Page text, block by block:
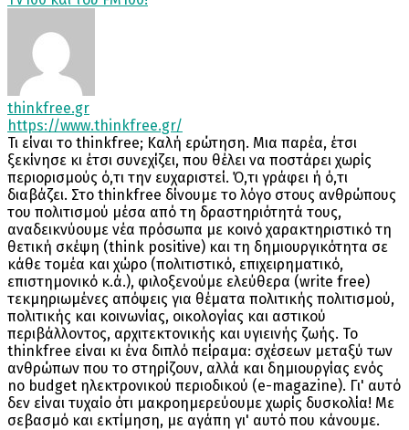
thinkfree.gr
https://www.thinkfree.gr/
Τι είναι το thinkfree; Καλή ερώτηση. Μια παρέα, έτσι
ξεκίνησε κι έτσι συνεχίζει, που θέλει να ποστάρει χωρίς
περιορισμούς ό,τι την ευχαριστεί. Ό,τι γράφει ή ό,τι
διαβάζει. Στο thinkfree δίνουμε το λόγο στους ανθρώπους
του πολιτισμού μέσα από τη δραστηριότητά τους,
αναδεικνύουμε νέα πρόσωπα με κοινό χαρακτηριστικό τη
θετική σκέψη (think positive) και τη δημιουργικότητα σε
κάθε τομέα και χώρο (πολιτιστικό, επιχειρηματικό,
επιστημονικό κ.ά.), φιλοξενούμε ελεύθερα (write free)
τεκμηριωμένες απόψεις για θέματα πολιτικής πολιτισμού,
πολιτικής και κοινωνίας, οικολογίας και αστικού
περιβάλλοντος, αρχιτεκτονικής και υγιεινής ζωής. Το
thinkfree είναι κι ένα διπλό πείραμα: σχέσεων μεταξύ των
ανθρώπων που το στηρίζουν, αλλά και δημιουργίας ενός
no budget ηλεκτρονικού περιοδικού (e-magazine). Γι' αυτό
δεν είναι τυχαίο ότι μακροημερεύουμε χωρίς δυσκολία! Με
σεβασμό και εκτίμηση, με αγάπη γι' αυτό που κάνουμε.